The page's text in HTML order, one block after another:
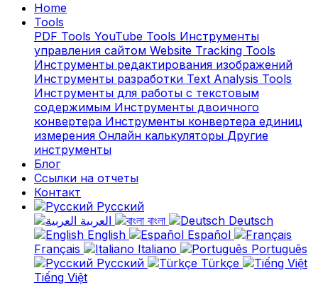
Home
Tools
PDF Tools YouTube Tools Инструменты
управления сайтом Website Tracking Tools
Инструменты редактирования изображений
Инструменты разработки Text Analysis Tools
Инструменты для работы с текстовым
содержимым Инструменты двоичного
конвертера Инструменты конвертера единиц
измерения Онлайн калькуляторы Другие
инструменты
Блог
Ссылки на отчеты
Контакт
Русский
বাংলা
Deutsch
English
Español
Français
Italiano
Português
Русский
Türkçe
Tiếng Việt